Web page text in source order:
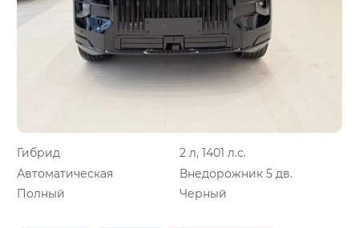
Гибрид
2 л, 1401 л.с.
Автоматическая
Внедорожник 5 дв.
Полный
Черный